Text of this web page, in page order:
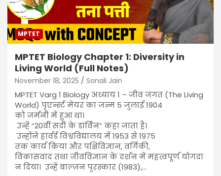
MPTET
MPTET Biology Chapter 1: Diversity in
Living World (Full Notes)
November 18, 2025 Sonali Jain
MPTET Varg 1 Biology अध्याय 1 – जीव जगत (The Living
World) पृएर्न्स्ट मेयर का जन्म 5 जुलाई 1904
को जर्मनी में हुआ था।
उन्हें “20वीं सदी के डार्विन” कहा जाता है।
उन्होंने हार्वर्ड विश्वविद्यालय में 1953 से 1975
तक कार्य किया और पक्षिविज्ञान, वर्गिकी,
विकासवाद तथा जीवविज्ञान के दर्शन में महत्वपूर्ण योगदा
न दिया। उन्हें बाल्ज़न पुरस्कार (1983),…